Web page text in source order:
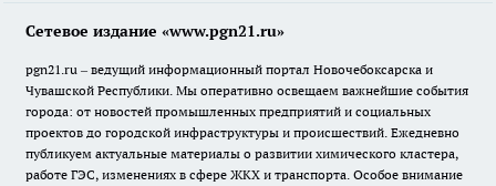
Сетевое издание «www.pgn21.ru»
pgn21.ru – ведущий информационный портал Новочебоксарска и
Чувашской Республики. Мы оперативно освещаем важнейшие события
города: от новостей промышленных предприятий и социальных
проектов до городской инфраструктуры и происшествий. Ежедневно
публикуем актуальные материалы о развитии химического кластера,
работе ГЭС, изменениях в сфере ЖКХ и транспорта. Особое внимание